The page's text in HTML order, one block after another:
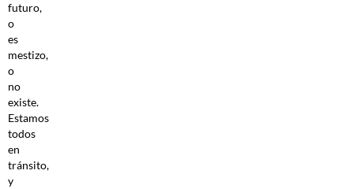
futuro,
o
es
mestizo,
o
no
existe.
Estamos
todos
en
tránsito,
y